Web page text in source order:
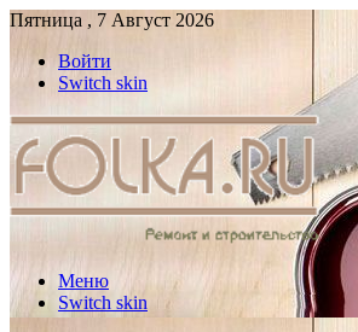
Пятница , 7 Август 2026
Войти
Switch skin
Меню
Switch skin